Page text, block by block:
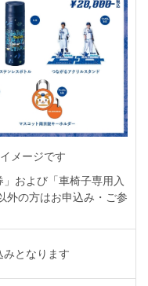
メージです
および「車椅子専用入
外の方はお申込み・ご参
となります